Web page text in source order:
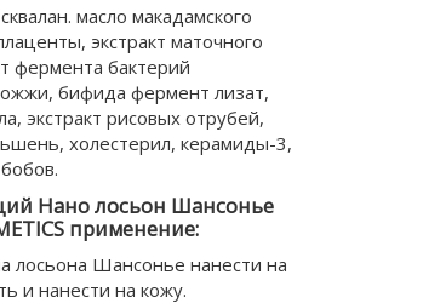
масло макадамского
экстракт маточного
фермента бактерий
бифида фермент лизат,
экстракт рисовых отрубей,
холестерил, керамиды-3,
Нано лосьон Шансонье
применение:
лосьона Шансонье нанести на
и нанести на кожу.